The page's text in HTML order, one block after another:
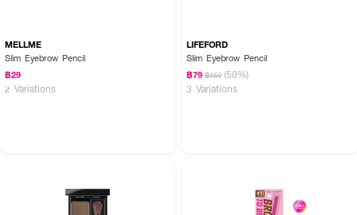
MELLME
Slim Eyebrow Pencil
฿29
2 Variations
LIFEFORD
Slim Eyebrow Pencil
฿79 ฿159 (50%)
3 Variations